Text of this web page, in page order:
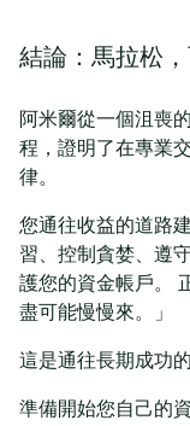
結論：馬拉松
阿米爾從一個沮喪
程，證明了在專業
律。
您通往收益的道路
習、控制貪婪、遵
護您的資金帳戶。
盡可能慢慢來。」
這是通往長期成功
準備開始您自己的